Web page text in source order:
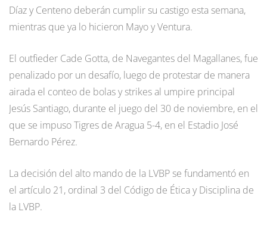
Díaz y Centeno deberán cumplir su castigo esta semana,
mientras que ya lo hicieron Mayo y Ventura.
El outfieder Cade Gotta, de Navegantes del Magallanes, fue
penalizado por un desafío, luego de protestar de manera
airada el conteo de bolas y strikes al umpire principal
Jesús Santiago, durante el juego del 30 de noviembre, en el
que se impuso Tigres de Aragua 5-4, en el Estadio José
Bernardo Pérez.
La decisión del alto mando de la LVBP se fundamentó en
el artículo 21, ordinal 3 del Código de Ética y Disciplina de
la LVBP.